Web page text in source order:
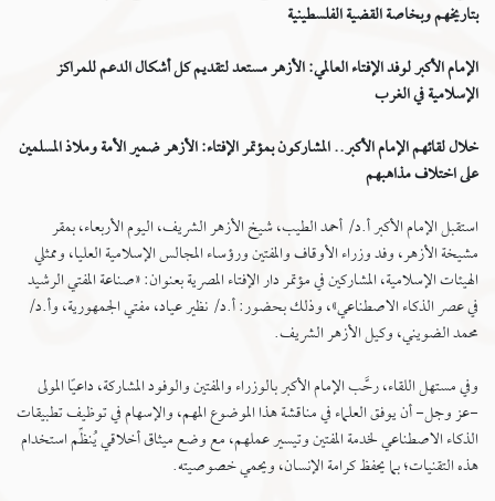
بتاريخهم وبخاصة القضية الفلسطينية
الإمام الأكبر لوفد الإفتاء العالمي: الأزهر مستعد لتقديم كل أشكال الدعم للمراكز
الإسلامية في الغرب
خلال لقائهم الإمام الأكبر.. المشاركون بمؤتمر الإفتاء: الأزهر ضمير الأمة وملاذ المسلمين
على اختلاف مذاهبهم
استقبل الإمام الأكبر أ.د/ أحمد الطيب، شيخ الأزهر الشريف، اليوم الأربعاء، بمقر
مشيخة الأزهر، وفد وزراء الأوقاف والمفتين ورؤساء المجالس الإسلامية العليا، وممثلي
الهيئات الإسلامية، المشاركين في مؤتمر دار الإفتاء المصرية بعنوان: «صناعة المفتي الرشيد
في عصر الذكاء الاصطناعي»، وذلك بحضور: أ.د/ نظير عياد، مفتي الجمهورية، وأ.د/
محمد الضويني، وكيل الأزهر الشريف.
وفي مستهل اللقاء، رحَّب الإمام الأكبر بالوزراء والمفتين والوفود المشاركة، داعيًا المولى
-عز وجل- أن يوفق العلماء في مناقشة هذا الموضوع المهم، والإسهام في توظيف تطبيقات
الذكاء الاصطناعي لخدمة المفتين وتيسير عملهم، مع وضع ميثاق أخلاقي يُنظِّم استخدام
هذه التقنيات؛ بما يحفظ كرامة الإنسان، ويحمي خصوصيته.